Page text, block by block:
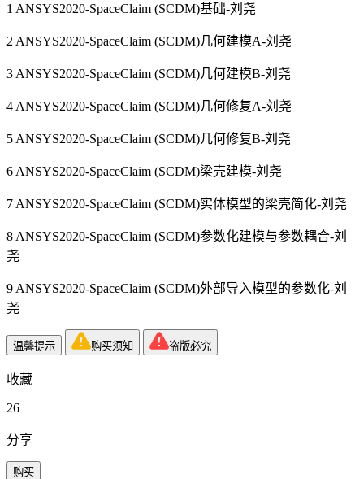
1 ANSYS2020-SpaceClaim (SCDM)基础-刘尧
2 ANSYS2020-SpaceClaim (SCDM)几何建模A-刘尧
3 ANSYS2020-SpaceClaim (SCDM)几何建模B-刘尧
4 ANSYS2020-SpaceClaim (SCDM)几何修复A-刘尧
5 ANSYS2020-SpaceClaim (SCDM)几何修复B-刘尧
6 ANSYS2020-SpaceClaim (SCDM)梁壳建模-刘尧
7 ANSYS2020-SpaceClaim (SCDM)实体模型的梁壳简化-刘尧
8 ANSYS2020-SpaceClaim (SCDM)参数化建模与参数耦合-刘
尧
9 ANSYS2020-SpaceClaim (SCDM)外部导入模型的参数化-刘
尧
温馨提示 购买须知 盗版必究
收藏
26
分享
购买